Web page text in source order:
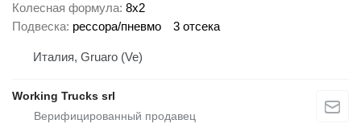
Колесная формула 8x2
Подвеска рессора/пневмо 3 отсека
Италия, Gruaro (Ve)
Working Trucks srl